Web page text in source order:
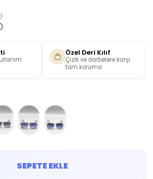
Özel Deri Kılıf
Çizik ve darbelere karşı
tam koruma
SEPETE EKLE